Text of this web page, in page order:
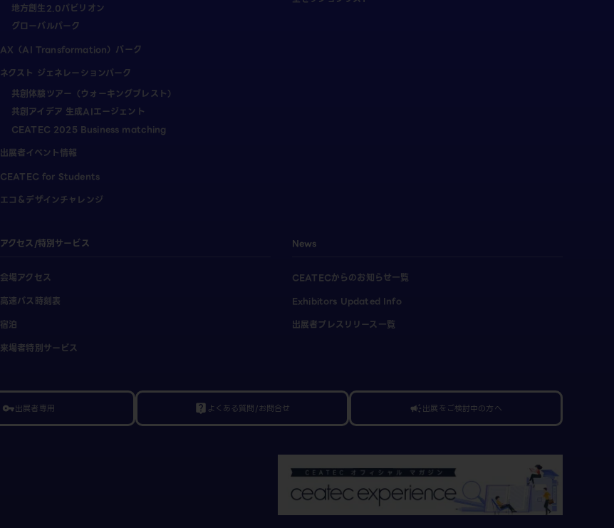
地方創生2.0パビリオン
グローバルパーク
AX（AI Transformation）パーク
ネクスト ジェネレーションパーク
共創体験ツアー（ウォーキングブレスト）
共創アイデア 生成AIエージェント
CEATEC 2025 Business matching
出展者イベント情報
CEATEC for Students
エコ＆デザインチャレンジ
アクセス/特別サービス
会場アクセス
高速バス時刻表
宿泊
来場者特別サービス
News
CEATECからのお知らせ一覧
Exhibitors Updated Info
出展者プレスリリース一覧
vpn_key出展者専用 live_help よくある質問/お問合せ campaign出展をご検討中の方へ